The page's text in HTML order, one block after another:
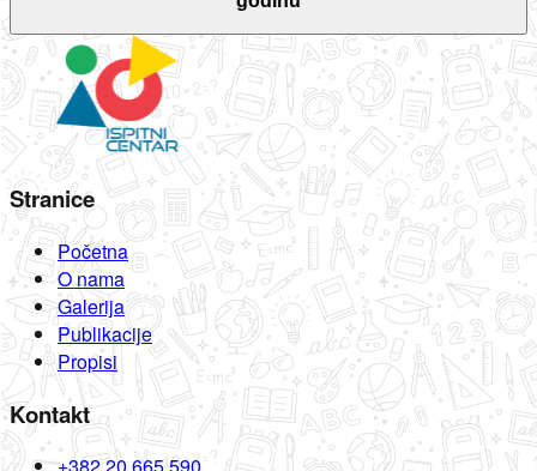
Stranice
Početna
O nama
Galerija
Publikacije
Propisi
Kontakt